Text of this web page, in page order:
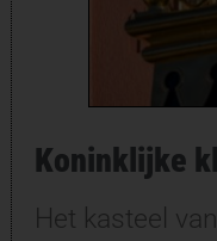
Koninklijke
Het kasteel